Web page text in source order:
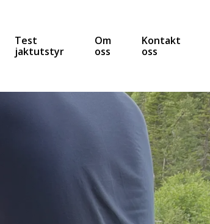
Test
jaktutstyr
Om
oss
Kontakt
oss